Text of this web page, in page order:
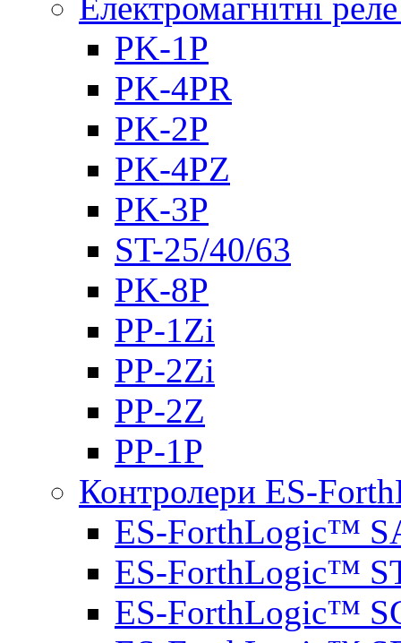
Електромагнітні
PK-1P
PK-4PR
PK-2Р
PK-4PZ
PK-3Р
ST-25/40/63
PK-8P
PP-1Zi
PP-2Zi
PP-2Z
PP-1P
Контролери ES-
ES-ForthLogic™
ES-ForthLogic™
ES-ForthLogic™